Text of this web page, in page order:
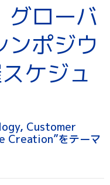
グローバ
ンポジウ
ケジュ
Customer
Creation”をテーマ